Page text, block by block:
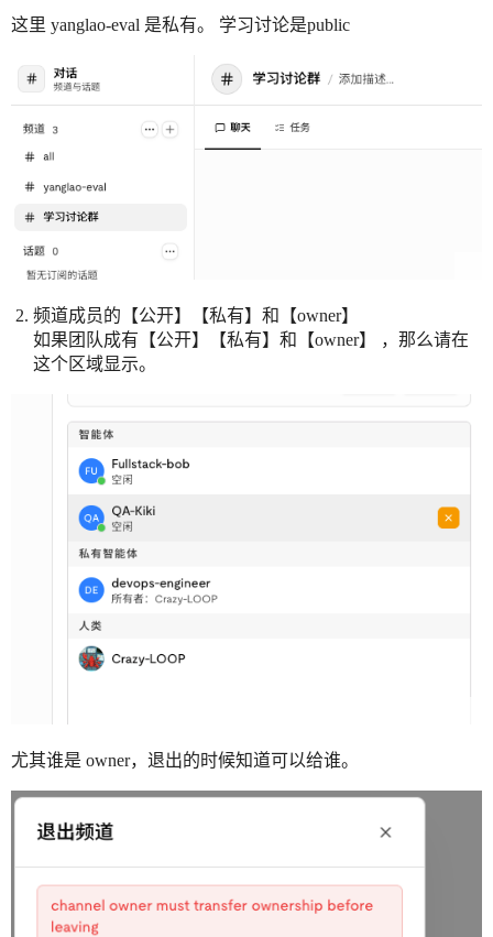
这里 yanglao-eval 是私有。 学习讨论是public
频道成员的【公开】【私有】和【owner】
如果团队成有【公开】【私有】和【owner】 ，那么请在
这个区域显示。
尤其谁是 owner，退出的时候知道可以给谁。